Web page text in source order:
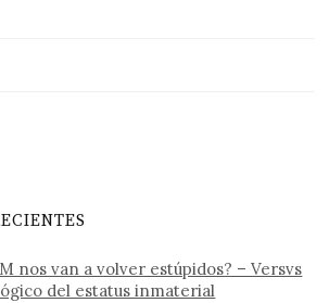
nos van a volver estúpidos? – Versvs
del estatus inmaterial